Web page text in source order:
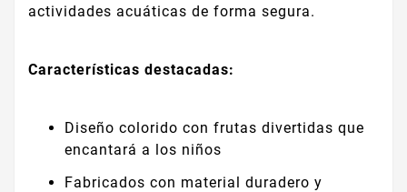
actividades acuáticas de forma segura.
Características destacadas:
Diseño colorido con frutas divertidas que
encantará a los niños
Fabricados con material duradero y